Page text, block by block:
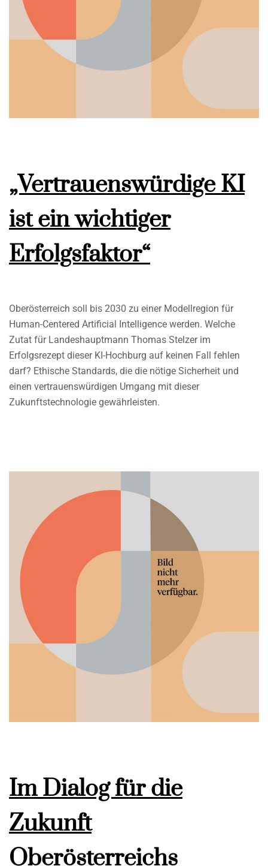
„Vertrauenswürdige KI
ist ein wichtiger
Erfolgsfaktor“
Oberösterreich soll bis 2030 zu einer Modellregion für
Human-Centered Artificial Intelligence werden. Welche
Zutat für Landeshauptmann Thomas Stelzer im
Erfolgsrezept dieser KI-Hochburg auf keinen Fall fehlen
darf? Ethische Standards, die die nötige Sicherheit und
einen vertrauenswürdigen Umgang mit dieser
Zukunftstechnologie gewährleisten.
Im Dialog für die
Zukunft
Oberösterreichs